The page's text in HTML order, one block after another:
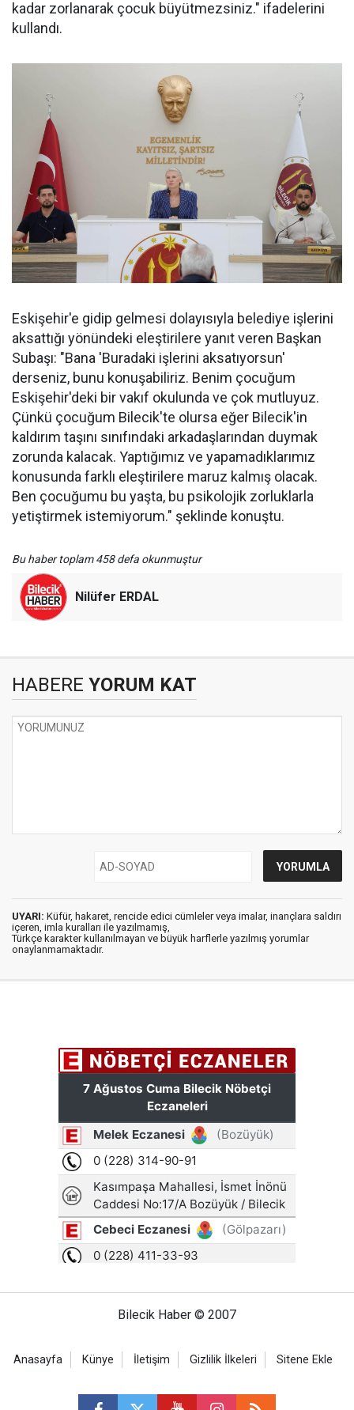
kadar zorlanarak çocuk büyütmezsiniz." ifadelerini
kullandı.
Eskişehir'e gidip gelmesi dolayısıyla belediye işlerini
aksattığı yönündeki eleştirilere yanıt veren Başkan
Subaşı: "Bana 'Buradaki işlerini aksatıyorsun'
derseniz, bunu konuşabiliriz. Benim çocuğum
Eskişehir'deki bir vakıf okulunda ve çok mutluyuz.
Çünkü çocuğum Bilecik'te olursa eğer Bilecik'in
kaldırım taşını sınıfındaki arkadaşlarından duymak
zorunda kalacak. Yaptığımız ve yapamadıklarımız
konusunda farklı eleştirilere maruz kalmış olacak.
Ben çocuğumu bu yaşta, bu psikolojik zorluklarla
yetiştirmek istemiyorum." şeklinde konuştu.
Bu haber toplam 458 defa okunmuştur
Nilüfer ERDAL
HABERE YORUM KAT
UYARI: Küfür, hakaret, rencide edici cümleler veya imalar, inançlara saldırı
içeren, imla kuralları ile yazılmamış,
Türkçe karakter kullanılmayan ve büyük harflerle yazılmış yorumlar
onaylanmamaktadır.
Bilecik Haber © 2007
Anasayfa Künye İletişim Gizlilik İlkeleri Sitene Ekle